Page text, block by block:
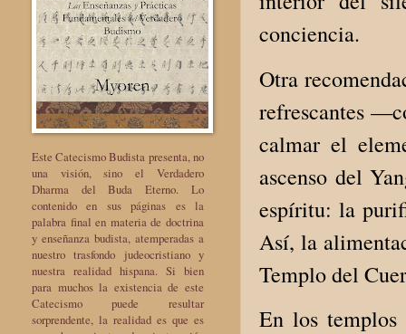
conciencia.
Otra
refrescantes
calmar el
ascenso del
espíritu: la
Así, la
Templo del
En los templos
Este Catecismo Budista presenta, no
una visión, sino el Verdadero
Dharma del Buda Eterno. Lo
contenido en sus páginas es la
palabra final en materia de doctrina
y enseñanza budista, atemperadas a
nuestro trasfondo judeocristiano y
nuestra realidad hispana. Si bien
para muchos la existencia de este
Catecismo puede resultar
sorprendente, la realidad es que es